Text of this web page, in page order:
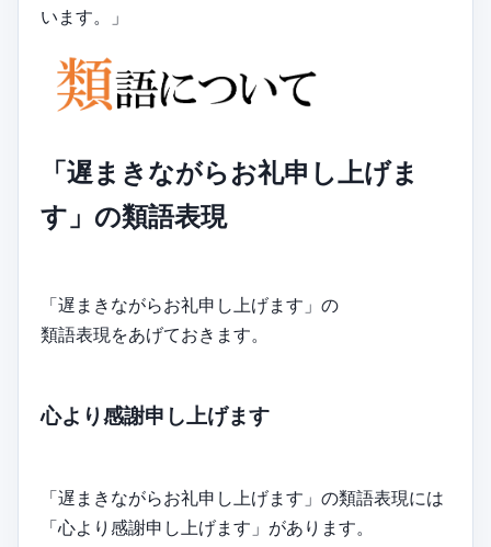
います。」
「遅まきながらお礼申し上げま
す」の類語表現
「遅まきながらお礼申し上げます」の
類語表現をあげておきます。
心より感謝申し上げます
「遅まきながらお礼申し上げます」の類語表現には
「心より感謝申し上げます」があります。